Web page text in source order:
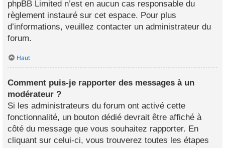
phpBB Limited n’est en aucun cas responsable du
règlement instauré sur cet espace. Pour plus
d’informations, veuillez contacter un administrateur du
forum.
Haut
Comment puis-je rapporter des messages à un
modérateur ?
Si les administrateurs du forum ont activé cette
fonctionnalité, un bouton dédié devrait être affiché à
côté du message que vous souhaitez rapporter. En
cliquant sur celui-ci, vous trouverez toutes les étapes